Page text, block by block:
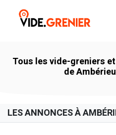
Tous les vide-greniers
de
LES ANNONCES À